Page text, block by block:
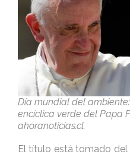
Día mundial del
encíclica verde del Papa
ahoranoticias.cl.
El título está tomado del